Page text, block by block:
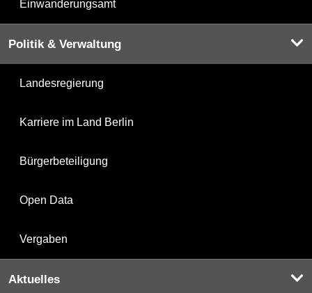
Einwanderungsamt
Politik & Verwaltung
Landesregierung
Karriere im Land Berlin
Bürgerbeteiligung
Open Data
Vergaben
Aktuelles